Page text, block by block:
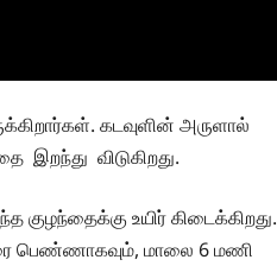
கடவுளின் அருளால்
இறந்து விடுகிறது.
உயிர் கிடைக்கிறது.
பெண்ணாகவும், மாலை 6 மணி